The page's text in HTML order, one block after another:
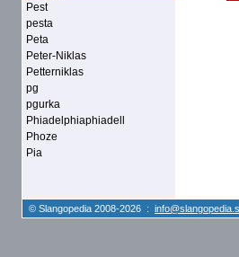
Pest
pesta
Peta
Peter-Niklas
Petterniklas
pg
pgurka
Phiadelphiaphiadell
Phoze
Pia
© Slangopedia 2008-2026 :